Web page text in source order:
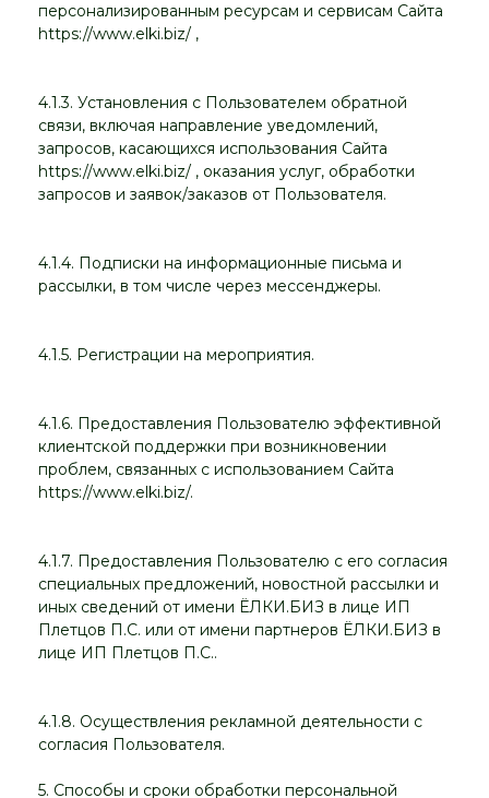
персонализированным ресурсам и сервисам Сайта
https://www.elki.biz/ ,
4.1.3. Установления с Пользователем обратной
связи, включая направление уведомлений,
запросов, касающихся использования Сайта
https://www.elki.biz/ , оказания услуг, обработки
запросов и заявок/заказов от Пользователя.
4.1.4. Подписки на информационные письма и
рассылки, в том числе через мессенджеры.
4.1.5. Регистрации на мероприятия.
4.1.6. Предоставления Пользователю эффективной
клиентской поддержки при возникновении
проблем, связанных с использованием Сайта
https://www.elki.biz/.
4.1.7. Предоставления Пользователю с его согласия
специальных предложений, новостной рассылки и
иных сведений от имени ЁЛКИ.БИЗ в лице ИП
Плетцов П.С. или от имени партнеров ЁЛКИ.БИЗ в
лице ИП Плетцов П.С..
4.1.8. Осуществления рекламной деятельности с
согласия Пользователя.
5. Способы и сроки обработки персональной